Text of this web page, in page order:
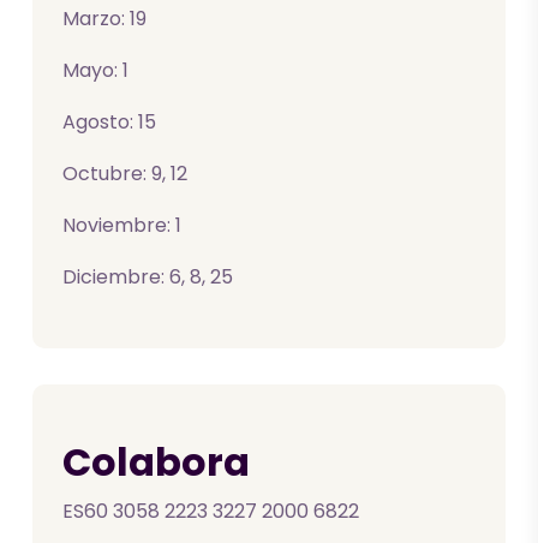
Marzo: 19
Mayo: 1
Agosto: 15
Octubre: 9, 12
Noviembre: 1
Diciembre: 6, 8, 25
Colabora
ES60 3058 2223 3227 2000 6822